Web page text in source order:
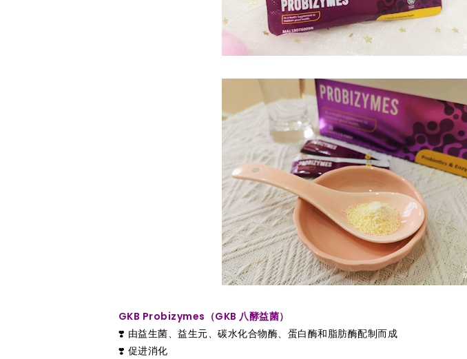
GKB Probizymes（GKB 八酵益菌）
❣️ 由益生菌、益生元、碳水化合物酶、 蛋白酶和脂肪酶配制而成
❣️ 促进消化